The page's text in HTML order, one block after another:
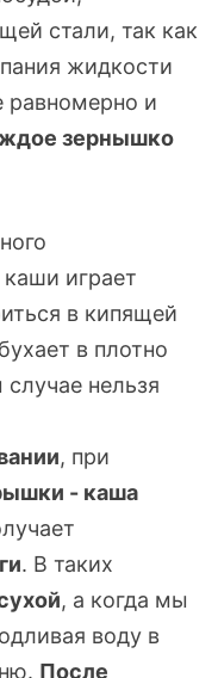
стали, так как
жидкости
равномерно и
зернышко
каши играет
в кипящей
в плотно
нельзя
, при
- каша
. В таких
, а когда мы
воду в
После